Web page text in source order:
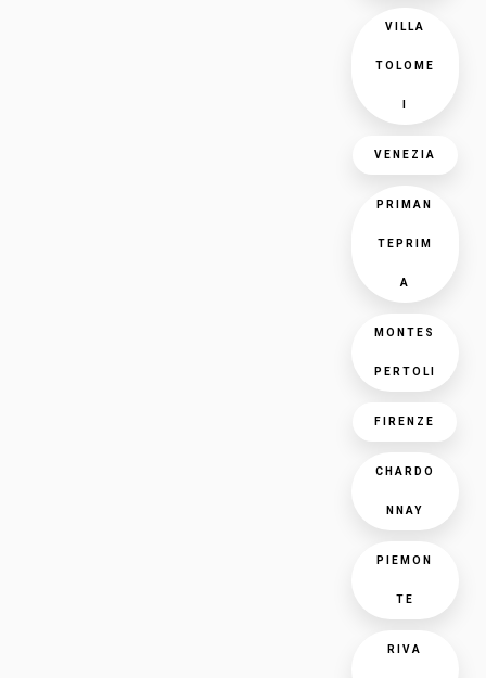
VILLA
TOLOME
VENEZIA
PRIMAN
TEPRIM
A
MONTES
PERTOLI
FIRENZE
CHARDO
NNAY
PIEMON
TE
RIVA